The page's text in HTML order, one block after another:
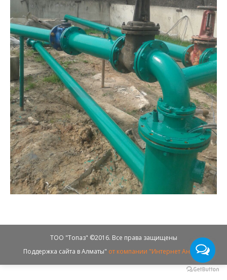
ТОО "Топаз" ©2016. Все права защищены
Поддержка сайта в Алматы" от компании "Интернет Ангелы